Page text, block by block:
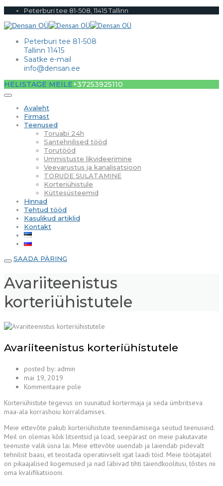
Peterburi tee 81-508, 11415 Tallinn
Peterburi tee 81-508
Tallinn 11415
Saatke e-mail
info@densan.ee
HELISTAGE MEILE+37253925110
Avaleht
Firmast
Teenused
Toruabi 24h
Santehnilised tööd
Torutööd
Ummistuste likvideerimine
Veevarustus ja kanalisatsioon
TORUDE SULATAMINE
Korteriühistule
Küttesüsteemid
Hinnad
Tehtud tööd
Kasulikud artiklid
Kontakt
SAADA PÄRING
Avariiteenistus
korteriühistutele
Avariiteenistus korteriühistutele
posted by: admin
mai 19, 2019
Kommentaare pole
Korteriühistute tegevus on suunatud kortermaja ja seda ümbritseva
maa-ala korrashoiu korraldamises.
Meie ettevõte pakub korteriühistute teenindamisega seotud teenuseid.
Meil on olemas kõik litsentsid ja load, seepärast on meie pakutavate
teenuste valik üsna lai. Meie ettevõte uuendab ja laiendab pidevalt
tehnilist baasi, et teostada operatiivselt igat laadi töid. Meie töötajatel
on pikaajalised kogemused ja nad läbivad tihti täiendkoolitusi, tõstes nii
oma kvalifikatsiooni.